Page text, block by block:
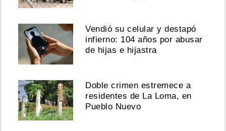
Vendió su celular y destapó
infierno: 104 años por abusar
de hijas e hijastra
Doble crimen estremece a
residentes de La Loma, en
Pueblo Nuevo